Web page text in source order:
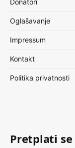
Oglašavanje
Impressum
Kontakt
Politika privatnosti
Pretplati